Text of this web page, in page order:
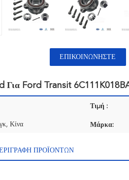
ΕΠΙΚΟΙΝΩΝΉΣΤΕ
Για Ford Transit
Τιμή :
Κίνα Μάρκα:
ΠΡΟΪΌΝΤΩΝ